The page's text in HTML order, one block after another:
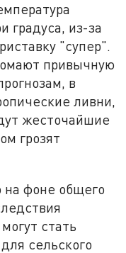
градуса, из-за
"супер".
привычную
в
ливни,
жесточайшие
грозят
фоне общего
стать
сельского